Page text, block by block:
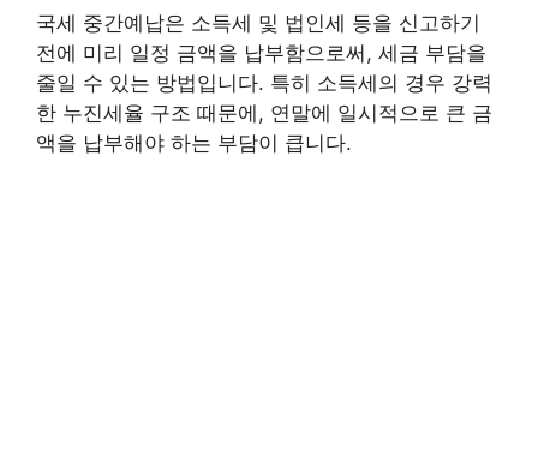
국세 중간예납은 소득세 및 법인세 등을 신고하기
전에 미리 일정 금액을 납부함으로써, 세금 부담을
줄일 수 있는 방법입니다. 특히 소득세의 경우 강력
한 누진세율 구조 때문에, 연말에 일시적으로 큰 금
액을 납부해야 하는 부담이 큽니다.